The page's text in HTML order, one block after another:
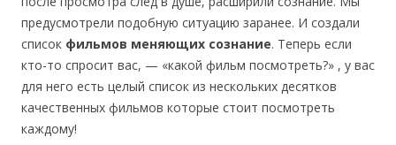
предусмотрели подобную ситуацию заранее. И создали
список фильмов меняющих сознание. Теперь если
кто-то спросит вас, — «какой фильм посмотреть?» , у вас
для него есть целый список из нескольких десятков
качественных фильмов которые стоит посмотреть
каждому!